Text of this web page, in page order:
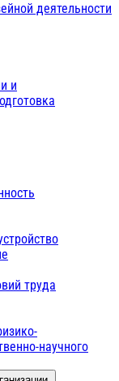
деятельности
и
труда
научного